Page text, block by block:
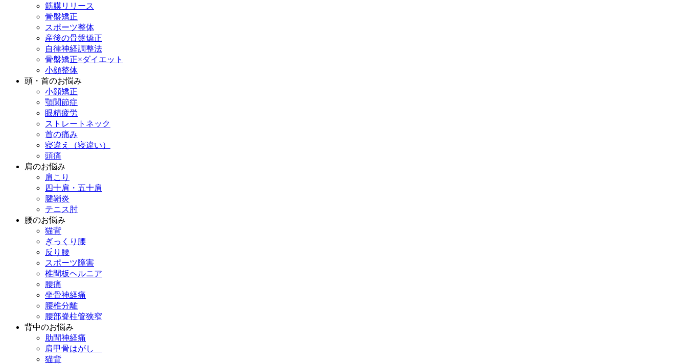
筋膜リリース
骨盤矯正
スポーツ整体
産後の骨盤矯正
自律神経調整法
骨盤矯正×ダイエット
小顔整体
頭・首のお悩み
小顔矯正
顎関節症
眼精疲労
ストレートネック
首の痛み
寝違え（寝違い）
頭痛
肩のお悩み
肩こり
四十肩・五十肩
腱鞘炎
テニス肘
腰のお悩み
猫背
ぎっくり腰
反り腰
スポーツ障害
椎間板ヘルニア
腰痛
坐骨神経痛
腰椎分離
腰部脊柱管狭窄
背中のお悩み
肋間神経痛
肩甲骨はがし
猫背